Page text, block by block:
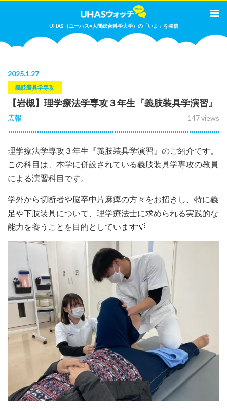
UHAS（ユーハス=人間総合科学大学）の「いま」を発信
2025.1.27
義肢装具学専攻
【岩槻】理学療法学専攻３年生『義肢装具学演習』
147 views
広報
理学療法学専攻３年生『義肢装具学演習』のご紹介です。
この科目は、本学に併設されている義肢装具学専攻の教員
による演習科目です。
学外から切断者や脳卒中片麻痺の方々をお招きし、特に義
足や下肢装具について、理学療法士に求められる実践的な
能力を養うことを目的としています💡